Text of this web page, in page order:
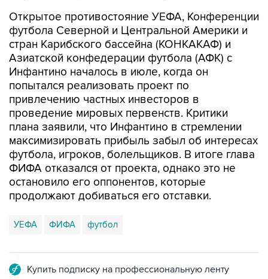
Открытое противостояние УЕФА, Конференции
футбола Северной и Центральной Америки и
стран Карибского бассейна (КОНКАКАФ) и
Азиатской конфедерации футбола (АФК) с
Инфантино началось в июле, когда он
попытался реализовать проект по
привлечению частных инвесторов в
проведение мировых первенств. Критики
плана заявили, что Инфантино в стремлении
максимизировать прибыль забыл об интересах
футбола, игроков, болельщиков. В итоге глава
ФИФА отказался от проекта, однако это не
остановило его оппонентов, которые
продолжают добиваться его отставки.
УЕФА ФИФА футбол
Купить подписку на профессиональную ленту